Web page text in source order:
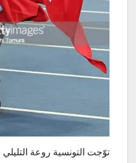
توّجت التونسية روعة التليلي